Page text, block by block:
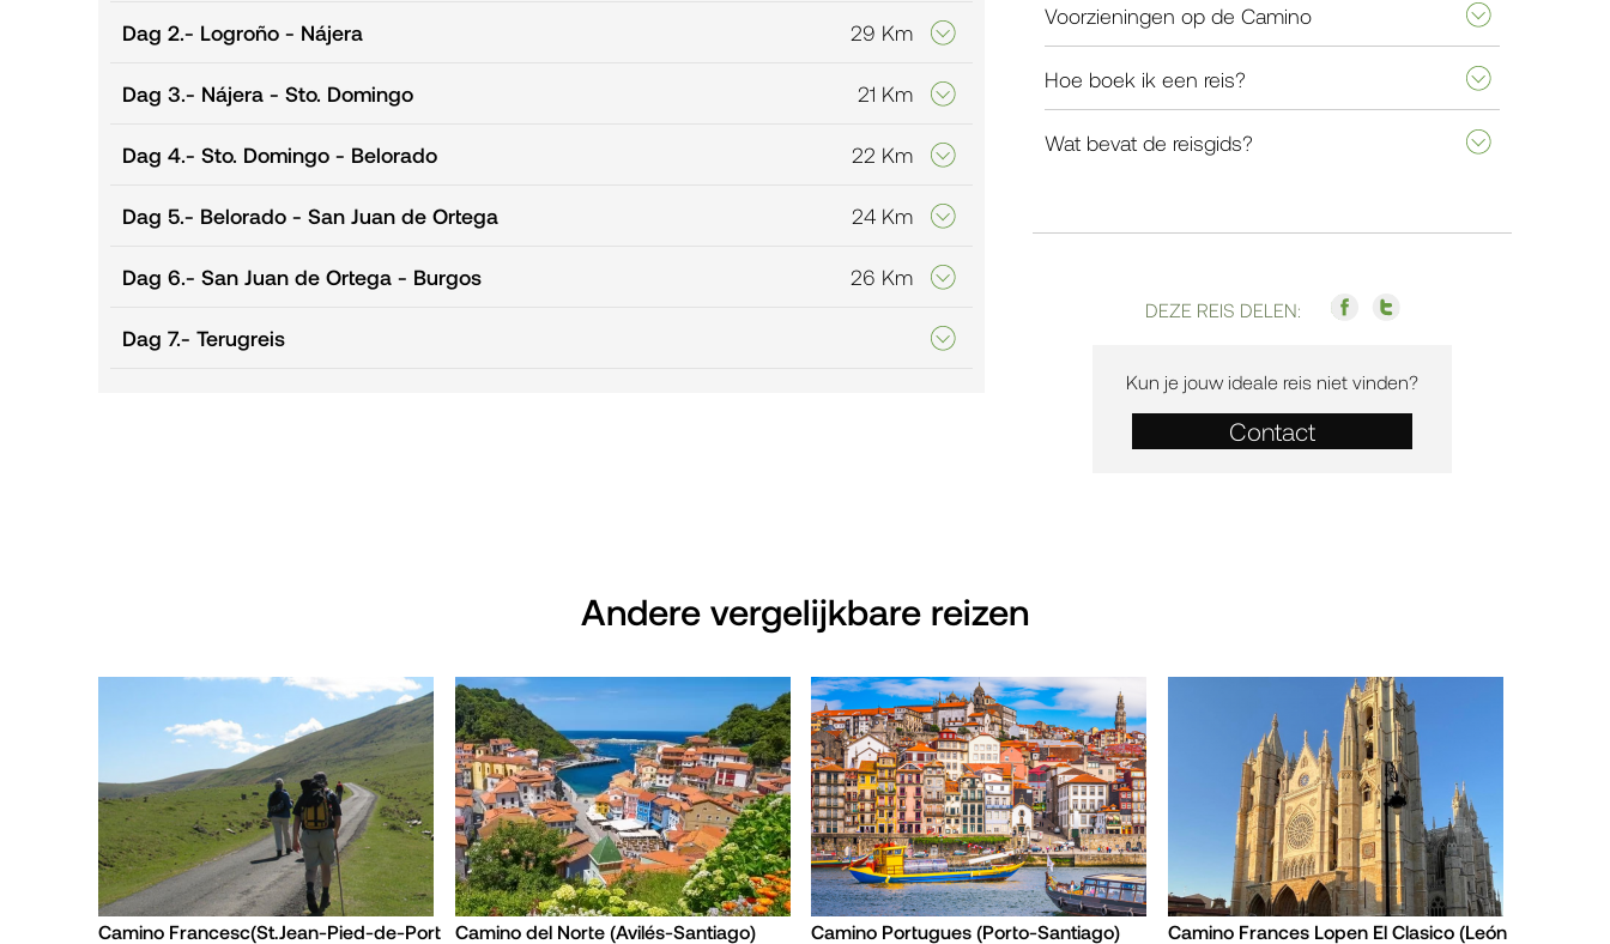
Dag 2.- Logroño - Nájera 29 Km
Dag 3.- Nájera - Sto. Domingo 21 Km
Dag 4.- Sto. Domingo - Belorado 22 Km
Dag 5.- Belorado - San Juan de Ortega 24 Km
Dag 6.- San Juan de Ortega - Burgos 26 Km
Dag 7.- Terugreis
Voorzieningen op de Camino
Hoe boek ik een reis?
Wat bevat de reisgids?
DEZE REIS DELEN:
Kun je jouw ideale reis niet vinden?
Contact
Andere vergelijkbare reizen
Camino Francesc(St.Jean-Pied-de-Port
Camino del Norte (Avilés-Santiago) Camino Portugues (Porto-Santiago)
Camino Frances Lopen El Clasico (León